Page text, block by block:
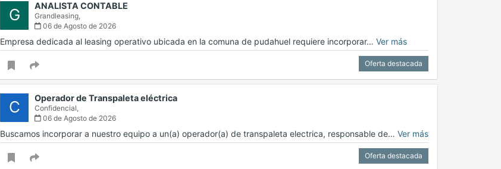
G ANALISTA CONTABLE
Grandleasing,
06 de Agosto de 2026
Empresa dedicada al leasing operativo ubicada en la comuna de pudahuel requiere incorporar… Ver más
Oferta destacada
C Operador de Transpaleta eléctrica
Confidencial,
06 de Agosto de 2026
Buscamos incorporar a nuestro equipo a un(a) operador(a) de transpaleta electrica, responsable de… Ver más
Oferta destacada